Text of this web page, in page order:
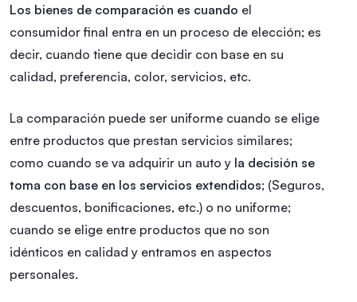
Los bienes de comparación es cuando el
consumidor final entra en un proceso de elección; es
decir, cuando tiene que decidir con base en su
calidad, preferencia, color, servicios, etc.
La comparación puede ser uniforme cuando se elige
entre productos que prestan servicios similares;
como cuando se va adquirir un auto y la decisión se
toma con base en los servicios extendidos; (Seguros,
descuentos, bonificaciones, etc.) o no uniforme;
cuando se elige entre productos que no son
idénticos en calidad y entramos en aspectos
personales.